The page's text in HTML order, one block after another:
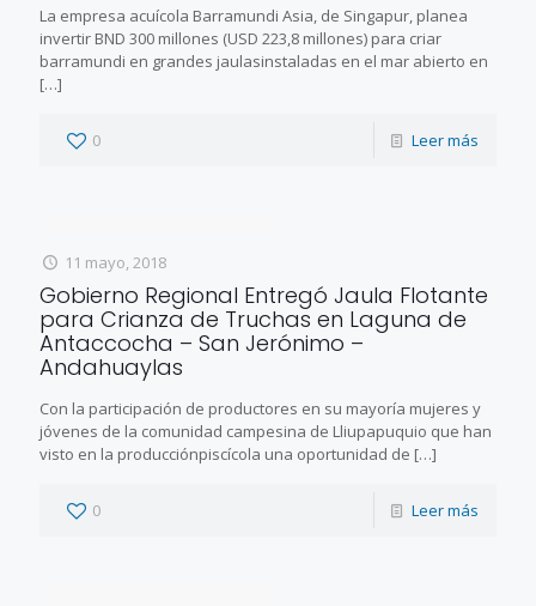
La empresa acuícola Barramundi Asia, de Singapur, planea
invertir BND 300 millones (USD 223,8 millones) para criar
barramundi en grandes jaulasinstaladas en el mar abierto en
[…]
0 Leer más
11 mayo, 2018
Gobierno Regional Entregó Jaula Flotante
para Crianza de Truchas en Laguna de
Antaccocha – San Jerónimo –
Andahuaylas
Con la participación de productores en su mayoría mujeres y
jóvenes de la comunidad campesina de Lliupapuquio que han
visto en la producciónpiscícola una oportunidad de […]
0 Leer más